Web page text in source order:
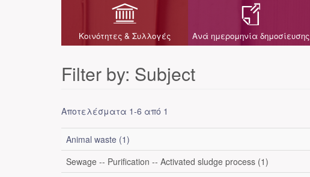
Κοινότητες & Συλλογές Ανά ημερομηνία δημοσίευσης
Filter by: Subject
Αποτελέσματα 1-6 από 1
Animal waste (1)
Sewage -- Purification -- Activated sludge process (1)